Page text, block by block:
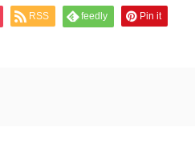
RSS feedly Pin it